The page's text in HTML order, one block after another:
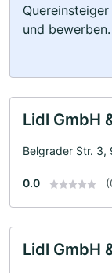
und bewerben.
Lidl GmbH
Belgrader Str. 3,
0.0
Lidl GmbH